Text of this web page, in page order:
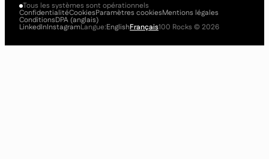
Tous les systèmes sont opérationnels
ConfidentialitéCookiesParamètres cookiesMentions légales
ConditionsDPA (anglais)
LinkedInInstagramLangue:EnglishFrançais100 Rocks ©2026